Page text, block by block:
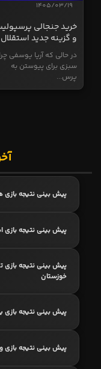
1405/03/19
خرید جنجالی
و گزینه جدید استقلال
در حالی که آریا یوسفی
سبزی برای پیوستن به
پرس...
پیش بینی نتیجه بازی
پیش بینی نتیجه بازی
پیش بینی نتیجه بازی
خوزستان
پیش بینی نتیجه
پیش بینی نتیجه بازی